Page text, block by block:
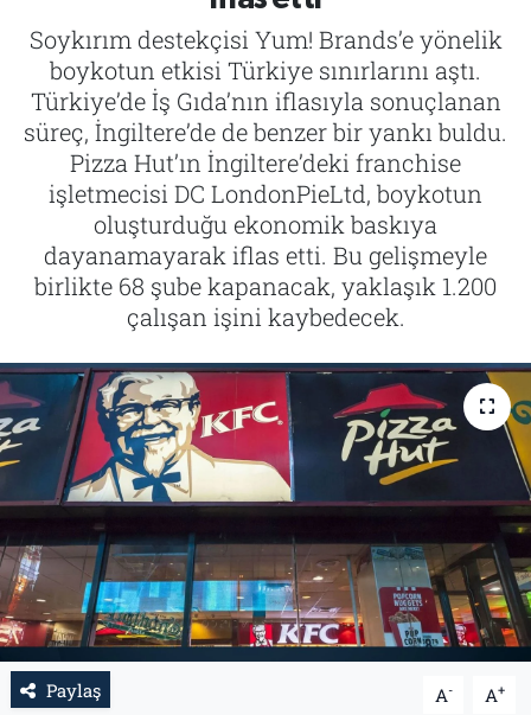
Soykırım destekçisi Yum! Brands’e yönelik
boykotun etkisi Türkiye sınırlarını aştı.
Türkiye’de İş Gıda’nın iflasıyla sonuçlanan
süreç, İngiltere’de de benzer bir yankı buldu.
Pizza Hut’ın İngiltere’deki franchise
işletmecisi DC LondonPieLtd, boykotun
oluşturduğu ekonomik baskıya
dayanamayarak iflas etti. Bu gelişmeyle
birlikte 68 şube kapanacak, yaklaşık 1.200
çalışan işini kaybedecek.
Paylaş A- A+
Tarih
İletişim
Künye